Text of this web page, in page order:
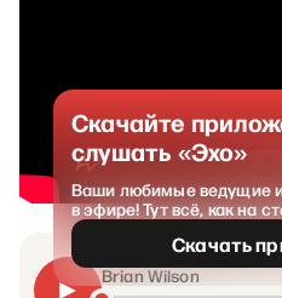
«Аэростат» Бориса
Brian Wilson
Скачайте
слушать «Эхо»
Ваши любимые ведущие
в эфире! Тут всё, как на
Скачать